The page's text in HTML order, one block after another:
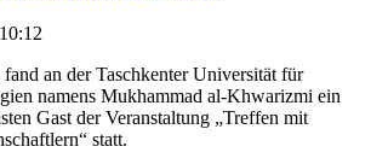
an der Taschkenter Universität für
namens Mukhammad al-Khwarizmi ein
Gast der Veranstaltung „Treffen mit
statt.